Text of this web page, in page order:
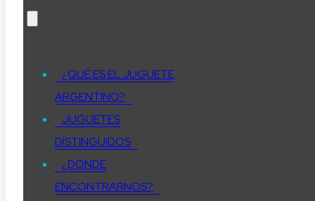
¿QUÉ ES EL JUGUETE
ARGENTINO?
JUGUETES
DISTINGUIDOS
¿DÓNDE
ENCONTRARNOS?